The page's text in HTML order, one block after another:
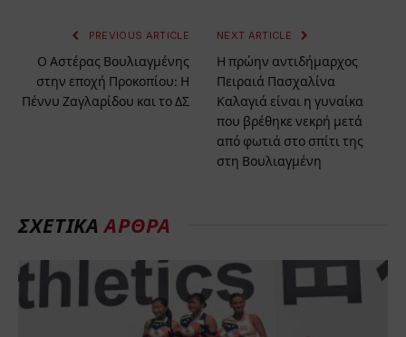
PREVIOUS ARTICLE
Ο Αστέρας Βουλιαγμένης
στην εποχή Προκοπίου: Η
Πέννυ Ζαγλαρίδου και το ΔΣ
NEXT ARTICLE
Η πρώην αντιδήμαρχος
Πειραιά Πασχαλίνα
Καλαγιά είναι η γυναίκα
που βρέθηκε νεκρή μετά
από φωτιά στο σπίτι της
στη Βουλιαγμένη
ΣΧΕΤΙΚΑΑΡΘΡΑ